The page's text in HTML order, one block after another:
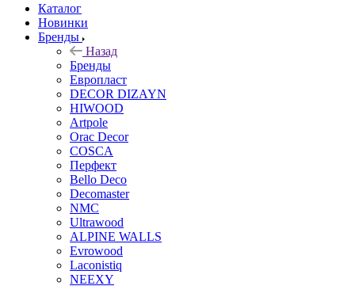
Каталог
Новинки
Бренды
Назад
Бренды
Европласт
DECOR DIZAYN
HIWOOD
Artpole
Orac Decor
COSCA
Перфект
Bello Deco
Decomaster
NMС
Ultrawood
ALPINE WALLS
Evrowood
Laconistiq
NEEXY